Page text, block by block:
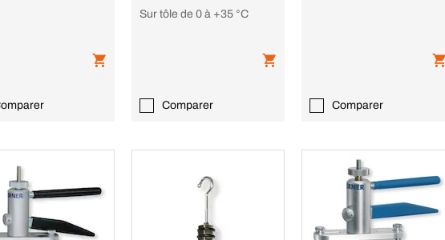
Sur tôle de 0 à +35 °C
Comparer Comparer